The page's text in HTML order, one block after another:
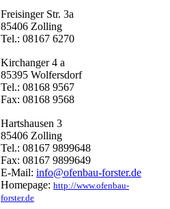
Freisinger Str. 3a
85406 Zolling
Tel.: 08167 6270
Kirchanger 4 a
85395 Wolfersdorf
Tel.: 08168 9567
Fax: 08168 9568
Hartshausen 3
85406 Zolling
Tel.: 08167 9899648
Fax: 08167 9899649
E-Mail: info@ofenbau-forster.de
Homepage: http://www.ofenbau-
forster.de